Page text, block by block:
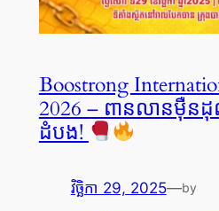
Boostrong
2026 – ពានលានម៉ឺនដុ
ដំបង!
វិច្ឆិកា 29, 2025—by